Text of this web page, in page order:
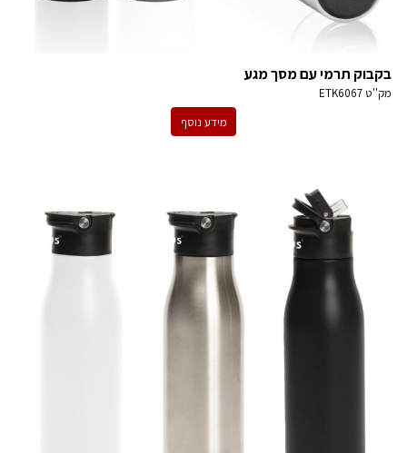
בקבוק תרמי עם מסך מגע
מק''טETK6067
מידע נוסף